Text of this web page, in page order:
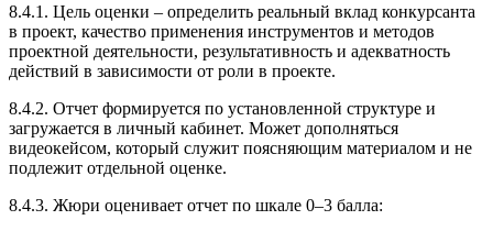
8.4.1. Цель оценки – определить реальный вклад конкурсанта
в проект, качество применения инструментов и методов
проектной деятельности, результативность и адекватность
действий в зависимости от роли в проекте.
8.4.2. Отчет формируется по установленной структуре и
загружается в личный кабинет. Может дополняться
видеокейсом, который служит поясняющим материалом и не
подлежит отдельной оценке.
8.4.3. Жюри оценивает отчет по шкале 0–3 балла: